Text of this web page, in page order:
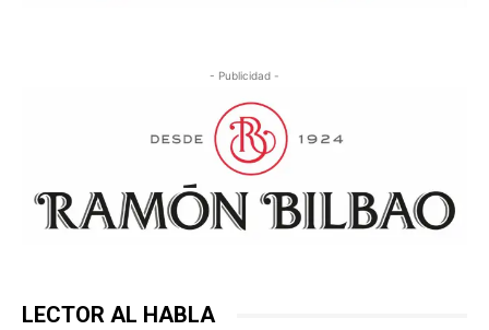
- Publicidad -
LECTOR AL HABLA